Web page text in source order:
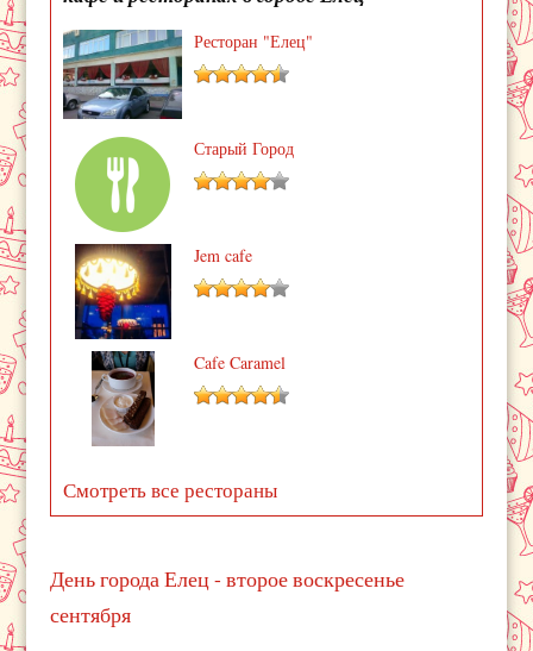
Ресторан "Елец"
Старый Город
Jem cafe
Cafe Caramel
Смотреть все рестораны
День города Елец - второе воскресенье
сентября